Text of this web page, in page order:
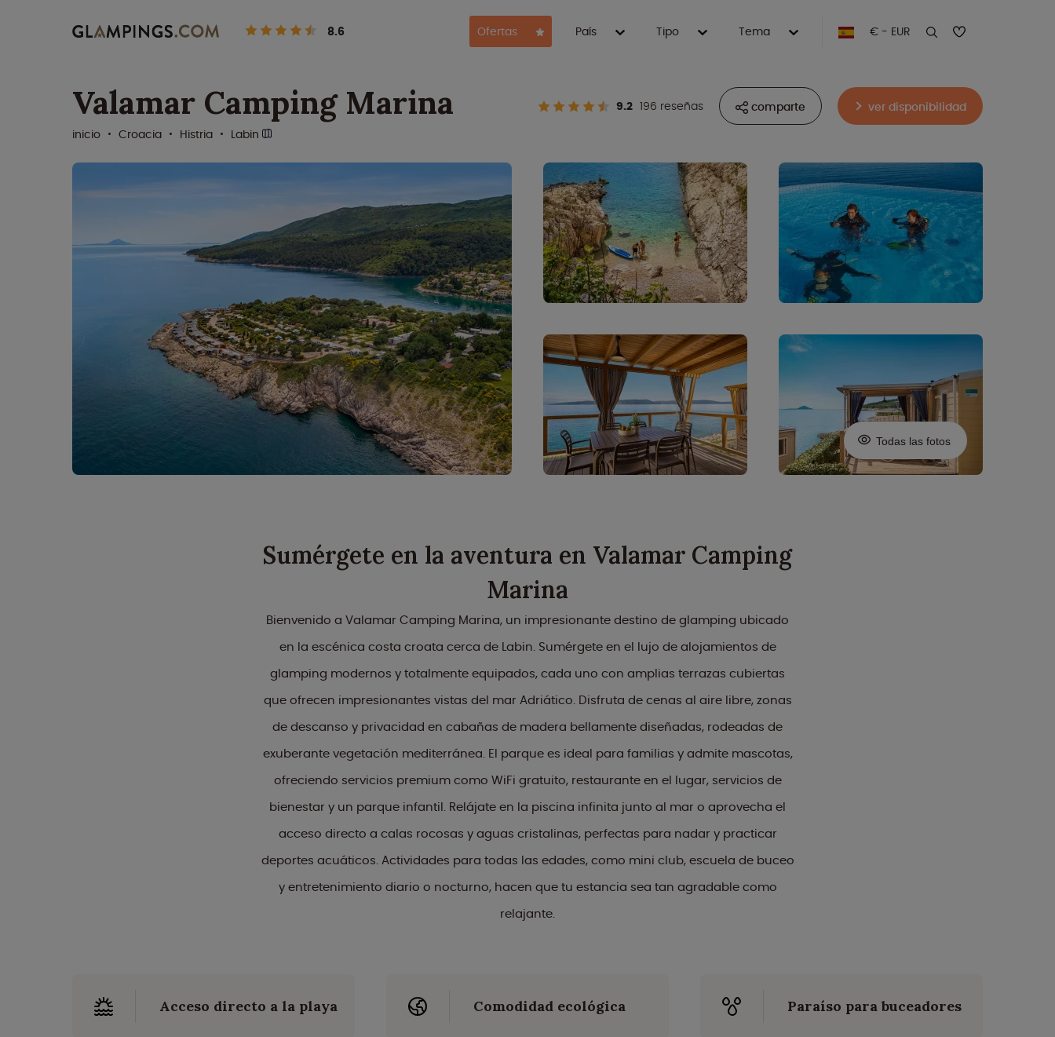
8.6 Ofertas País Tipo Tema € - EUR
Valamar Camping Marina 9.2 196 reseñas
inicio
Croacia Histria Labin
comparte ver disponibilidad
Todas las fotos
Sumérgete en la aventura en Valamar Camping
Marina
Bienvenido a Valamar Camping Marina, un impresionante destino de glamping ubicado
en la escénica costa croata cerca de Labin. Sumérgete en el lujo de alojamientos de
glamping modernos y totalmente equipados, cada uno con amplias terrazas cubiertas
que ofrecen impresionantes vistas del mar Adriático. Disfruta de cenas al aire libre, zonas
de descanso y privacidad en cabañas de madera bellamente diseñadas, rodeadas de
exuberante vegetación mediterránea. El parque es ideal para familias y admite mascotas,
ofreciendo servicios premium como WiFi gratuito, restaurante en el lugar, servicios de
bienestar y un parque infantil. Relájate en la piscina infinita junto al mar o aprovecha el
acceso directo a calas rocosas y aguas cristalinas, perfectas para nadar y practicar
deportes acuáticos. Actividades para todas las edades, como mini club, escuela de buceo
y entretenimiento diario o nocturno, hacen que tu estancia sea tan agradable como
relajante.
Acceso directo a la playa Comodidad ecológica Paraíso para buceadores